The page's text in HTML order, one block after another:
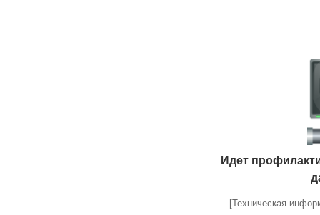
Идет
[Техническая